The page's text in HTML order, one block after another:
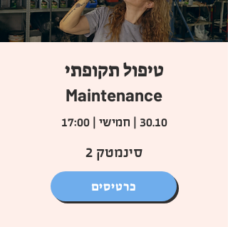
טיפול תקופתי
Maintenance
30.10 | חמישי | 17:00
סינמטק 2
כרטיסים